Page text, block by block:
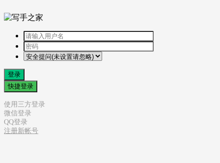
登录
快捷登录
使用三方登录
微信登录
QQ登录
注册新帐号